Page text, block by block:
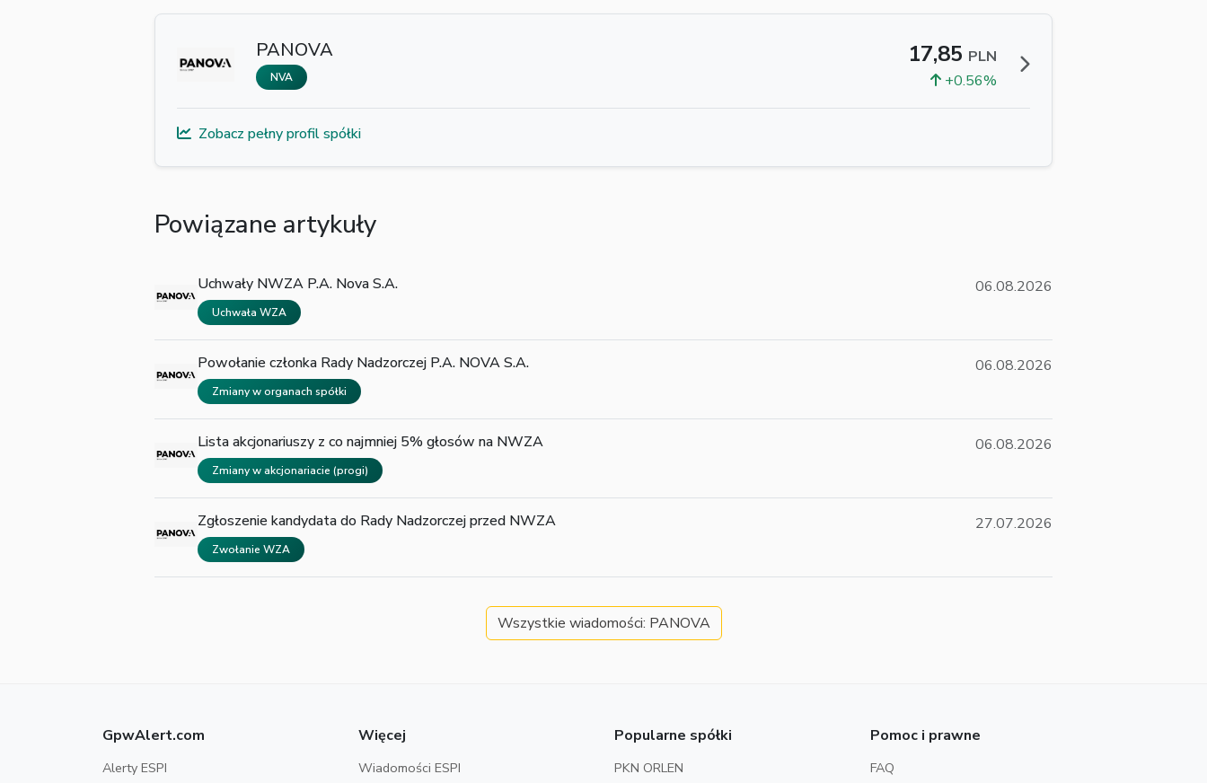
PANOVA
NVA
17,85 PLN
+0.56%
Zobacz pełny profil spółki
Powiązane artykuły
Uchwały NWZA P.A. Nova S.A.
Uchwała WZA
06.08.2026
Powołanie członka Rady Nadzorczej P.A. NOVA S.A.
Zmiany w organach spółki
06.08.2026
Lista akcjonariuszy z co najmniej 5% głosów na NWZA
Zmiany w akcjonariacie (progi)
06.08.2026
Zgłoszenie kandydata do Rady Nadzorczej przed NWZA
Zwołanie WZA
27.07.2026
Wszystkie wiadomości: PANOVA
GpwAlert.com
Alerty ESPI
Więcej
Wiadomości ESPI
Popularne spółki
PKN ORLEN
Pomoc i prawne
FAQ